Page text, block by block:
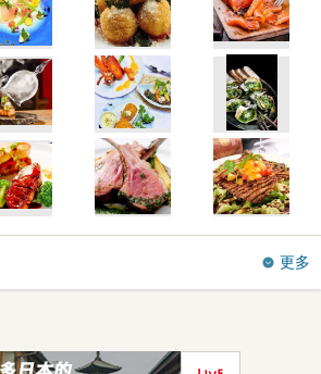
更多